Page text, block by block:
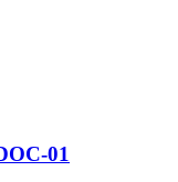
01